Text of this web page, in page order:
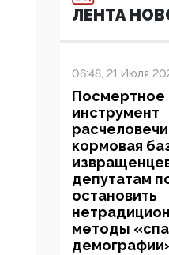
ЛЕНТА
06:48, 21 Июля
Посмертное
инструмент
кормовая
депутатам
остановить
методы